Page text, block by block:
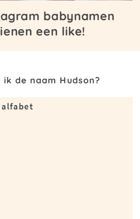
babynamen
een like!
ik de naam Hudson?